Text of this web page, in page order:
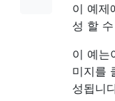
이 예제
성 할
이 예는
미지를
성됩니